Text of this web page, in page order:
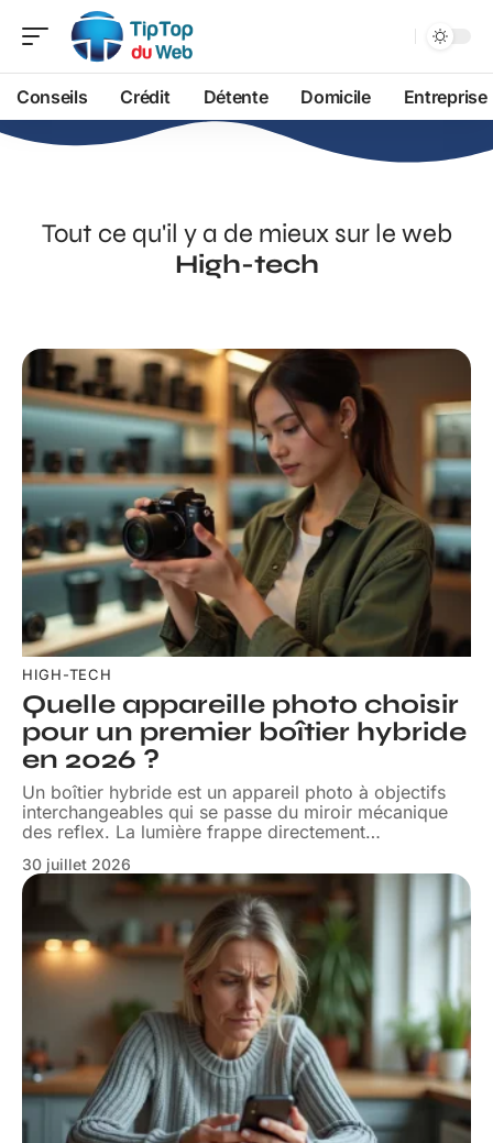
Conseils Crédit Détente Domicile Entreprise
Tout ce qu'il y a de mieux sur le web
High-tech
HIGH-TECH
Quelle appareille photo choisir
pour un premier boîtier hybride
en 2026 ?
Un boîtier hybride est un appareil photo à objectifs
interchangeables qui se passe du miroir mécanique
des reflex. La lumière frappe directement…
30 juillet 2026